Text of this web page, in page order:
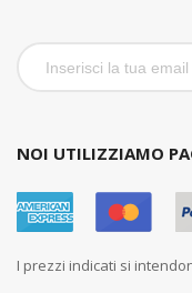
NOI UTILIZZIAMO
I prezzi indicati si